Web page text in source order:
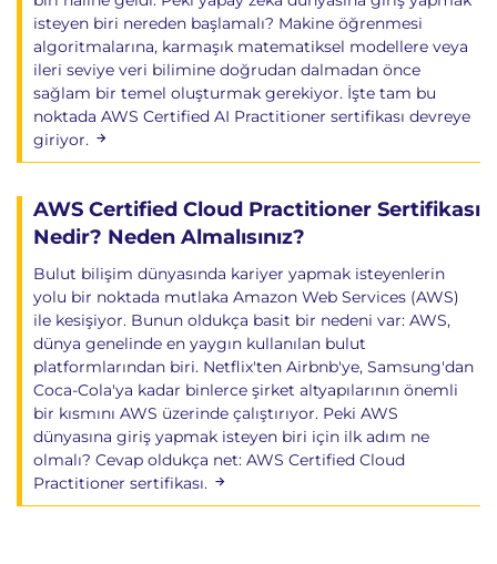
MLOps Temelleri
Machine Learning Operations (MLOps)
Model yaşam döngüsü yönetimi
Sürekli entegrasyon ve teslimat
SageMaker Pipelines
Amazon SageMaker Pipelines
Workflow otomasyonu
Süreç standardizasyonu
Model Registry
Amazon SageMaker Model Registry
Model versiyonlama
Model yönetişimi
Model ve Veri Kalitesi İzleme
Model Monitoring
isteyen biri nereden başlamalı? Makine öğrenmesi
algoritmalarına, karmaşık matematiksel modellere veya
ileri seviye veri bilimine doğrudan dalmadan önce
sağlam bir temel oluşturmak gerekiyor. İşte tam bu
noktada AWS Certified AI Practitioner sertifikası devreye
giriyor.
AWS Certified Cloud Practitioner Sertifikası
Nedir? Neden Almalısınız?
Bulut bilişim dünyasında kariyer yapmak isteyenlerin
yolu bir noktada mutlaka Amazon Web Services (AWS)
ile kesişiyor. Bunun oldukça basit bir nedeni var: AWS,
dünya genelinde en yaygın kullanılan bulut
platformlarından biri. Netflix'ten Airbnb'ye, Samsung'dan
Coca-Cola'ya kadar binlerce şirket altyapılarının önemli
bir kısmını AWS üzerinde çalıştırıyor. Peki AWS
dünyasına giriş yapmak isteyen biri için ilk adım ne
olmalı? Cevap oldukça net: AWS Certified Cloud
Practitioner sertifikası.